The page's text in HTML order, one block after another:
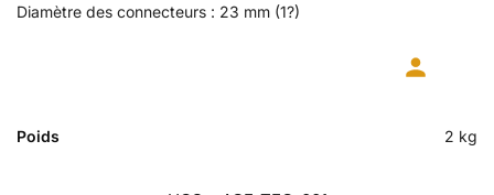
Diamètre des connecteurs : 23 mm (1?)
Poids 2 kg